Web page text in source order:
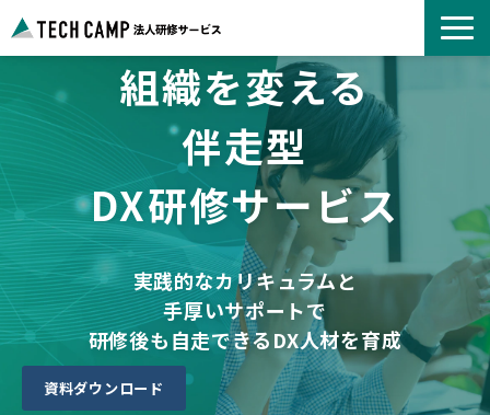
よくあるご質問
お知らせ
事例紹介一覧
コース一覧
選ばれる理由
パートナー募集
組織を変える
伴走型
DX研修サービス
実践的なカリキュラムと
手厚いサポートで
研修後も自走できるDX人材を育成
資料ダウンロード